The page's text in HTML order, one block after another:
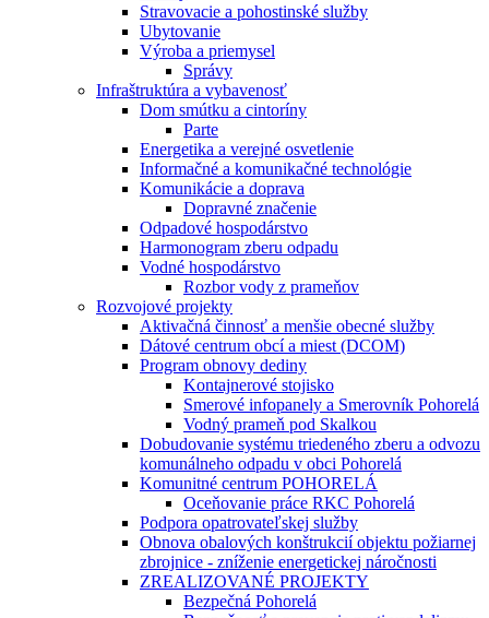
Stravovacie a pohostinské služby
Ubytovanie
Výroba a priemysel
Správy
Infraštruktúra a vybavenosť
Dom smútku a cintoríny
Parte
Energetika a verejné osvetlenie
Informačné a komunikačné technológie
Komunikácie a doprava
Dopravné značenie
Odpadové hospodárstvo
Harmonogram zberu odpadu
Vodné hospodárstvo
Rozbor vody z prameňov
Rozvojové projekty
Aktivačná činnosť a menšie obecné služby
Dátové centrum obcí a miest (DCOM)
Program obnovy dediny
Kontajnerové stojisko
Smerové infopanely a Smerovník Pohorelá
Vodný prameň pod Skalkou
Dobudovanie systému triedeného zberu a odvozu
komunálneho odpadu v obci Pohorelá
Komunitné centrum POHORELÁ
Oceňovanie práce RKC Pohorelá
Podpora opatrovateľskej služby
Obnova obalových konštrukcií objektu požiarnej
zbrojnice - zníženie energetickej náročnosti
ZREALIZOVANÉ PROJEKTY
Bezpečná Pohorelá